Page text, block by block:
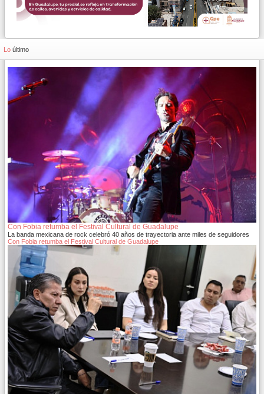
Lo último
Con Fobia retumba el Festival Cultural de Guadalupe
La banda mexicana de rock celebró 40 años de trayectoria ante miles de seguidores
Con Fobia retumba el Festival Cultural de Guadalupe